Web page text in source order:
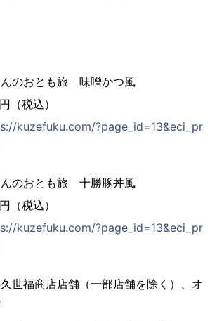
おとも旅 味噌かつ風
税込）
kuzefuku.com/?page_id=13&eci_pr
おとも旅 十勝豚丼風
税込）
kuzefuku.com/?page_id=13&eci_pr
世福商店店舗（一部店舗を除く）、オ